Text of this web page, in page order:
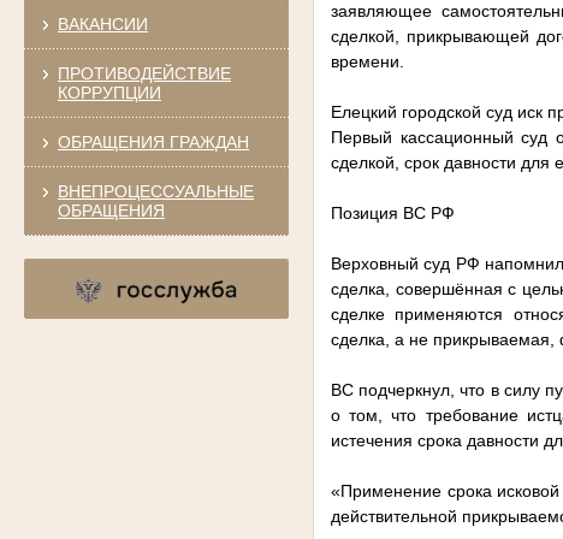
ВАКАНСИИ
ПРОТИВОДЕЙСТВИЕ
КОРРУПЦИИ
ОБРАЩЕНИЯ ГРАЖДАН
ВНЕПРОЦЕССУАЛЬНЫЕ
ОБРАЩЕНИЯ
заявляющее
сделкой, прикрывающей
времени.
Елецкий городской суд иск
Первый кассационный суд
сделкой, срок давности для
Позиция ВС РФ
Верховный суд РФ
сделка, совершённая с
сделке применяются
сделка, а не прикрываемая,
ВС подчеркнул, что в силу
о том, что требование
истечения срока давности
«Применение срока исковой
действительной